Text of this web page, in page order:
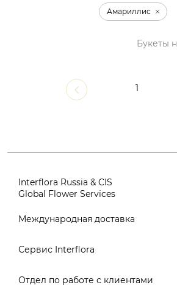
Амариллис
Букеты
1
Interflora Russia & CIS
Global Flower Services
Версия для печати
Поиск
Международная доставка
Россия
Сервис Interflora
Заказ и оплата
Отдел по работе с клиентами